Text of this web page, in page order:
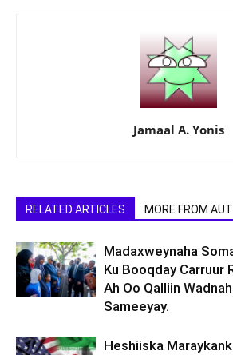
Jamaal A. Yonis
RELATED ARTICLES MORE FROM
Madaxweynaha
Ku Booqday Carruur
Ah Oo Qalliin
Sameeyay.
Heshiiska